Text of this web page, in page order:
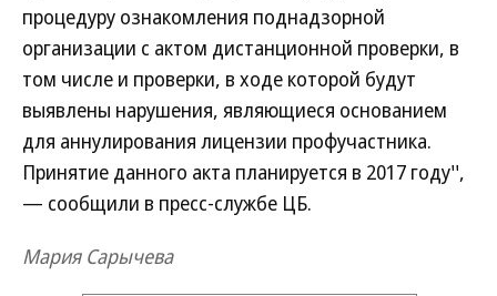
процедуру ознакомления поднадзорной
организации с актом дистанционной проверки, в
том числе и проверки, в ходе которой будут
выявлены нарушения, являющиеся основанием
для аннулирования лицензии профучастника.
Принятие данного акта планируется в 2017 году'',
— сообщили в пресс-службе ЦБ.
Мария Сарычева